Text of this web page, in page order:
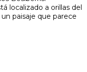
localizado a orillas del
paisaje que parece